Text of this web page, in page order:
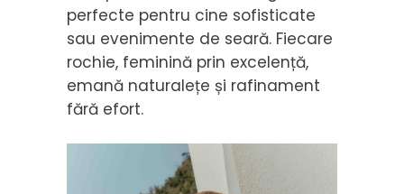
perfecte pentru cine sofisticate
sau evenimente de seară. Fiecare
rochie, feminină prin excelență,
emană naturalețe și rafinament
fără efort.